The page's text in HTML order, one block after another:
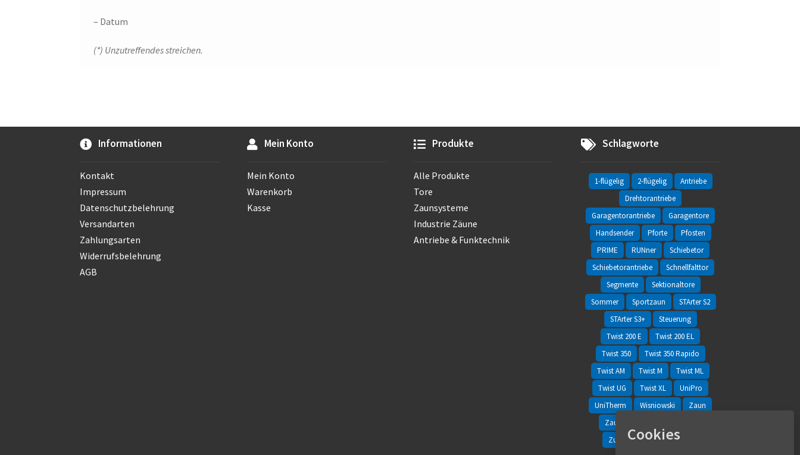
– Datum
(*) Unzutreffendes streichen.
Informationen
Kontakt
Impressum
Datenschutzbelehrung
Versandarten
Zahlungsarten
Widerrufsbelehrung
AGB
Mein Konto
Mein Konto
Warenkorb
Kasse
Produkte
Alle Produkte
Tore
Zaunsysteme
Industrie Zäune
Antriebe & Funktechnik
Schlagworte
1-flügelig 2-flügelig
Antriebe
Drehtorantriebe
Garagentorantriebe
Garagentore
Handsender
Pforte
Pfosten
PRIME
RUNner
Schiebetor
Schiebetorantriebe
Schnellfalttor
Segmente
Sektionaltore
Sommer
Sportzaun
STArter S2
STArter S3+
Steuerung
Twist 200 E
Twist 200 EL
Twist 350
Twist 350 Rapido
Twist AM
Twist M
Twist ML
Twist UG
Twist XL
UniPro
UniTherm
Wisniowski
Zaun
Zaunfelder
Zubehör
Zweiflügeltor
Cookies